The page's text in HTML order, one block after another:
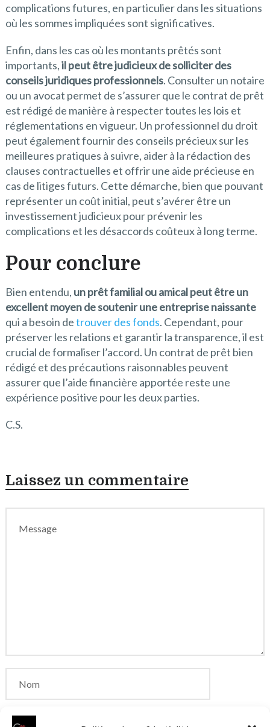
complications futures, en particulier dans les situations
où les sommes impliquées sont significatives.
Enfin, dans les cas où les montants prêtés sont
importants,il peut être judicieux de solliciter des
conseils juridiques professionnels. Consulter un notaire
ou un avocat permet de s’assurer que le contrat de prêt
est rédigé de manière à respecter toutes les lois et
réglementations en vigueur. Un professionnel du droit
peut également fournir des conseils précieux sur les
meilleures pratiques à suivre, aider à la rédaction des
clauses contractuelles et offrir une aide précieuse en
cas de litiges futurs. Cette démarche, bien que pouvant
représenter un coût initial, peut s’avérer être un
investissement judicieux pour prévenir les
complications et les désaccords coûteux à long terme.
Pour conclure
Bien entendu, un prêt familial ou amical peut être un
excellent moyen de soutenir une entreprise naissante
qui a besoin detrouver des fonds. Cependant, pour
préserver les relations et garantir la transparence, il est
crucial de formaliser l’accord. Un contrat de prêt bien
rédigé et des précautions raisonnables peuvent
assurer que l’aide financière apportée reste une
expérience positive pour les deux parties.
C.S.
Laissez un commentaire